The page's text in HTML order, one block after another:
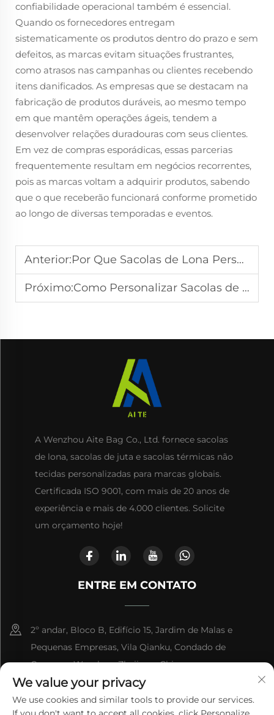
confiabilidade operacional também é essencial.
Quando os fornecedores entregam
sistematicamente os produtos dentro do prazo e sem
defeitos, as marcas evitam situações frustrantes,
como atrasos nas campanhas ou clientes recebendo
itens danificados. As empresas que se destacam na
fabricação de produtos duráveis, ao mesmo tempo
em que mantêm operações ágeis, tendem a
desenvolver relações duradouras com seus clientes.
Em vez de compras esporádicas, essas parcerias
frequentemente resultam em negócios recorrentes,
pois as marcas voltam a adquirir produtos, sabendo
que o que receberão funcionará conforme prometido
ao longo de diversas temporadas e eventos.
Anterior:Por Que Sacolas de Lona Personalizadas São uma Ferramenta Poderosa para Conscientização da Marca
Próximo:Como Personalizar Sacolas de Tecido para Atender às Necessidades de Diferentes Setores
A Wenzhou Aite Bag Co., Ltd. fornece sacolas
de lona, sacolas de juta e sacolas térmicas não
tecidas personalizadas para marcas globais.
Certificada ISO 9001, com mais de 20 anos de
experiência e mais de 4.000 clientes. Solicite
um orçamento hoje!
ENTRE EM CONTATO
2º andar, Bloco B, Edifício 15, Jardim de Malas e
Pequenas Empresas, Vila Qianku, Condado de
Cangnan, Wenzhou, Zhejiang, China
+86-13868363329
We value your privacy
We use cookies and similar tools to provide our services.